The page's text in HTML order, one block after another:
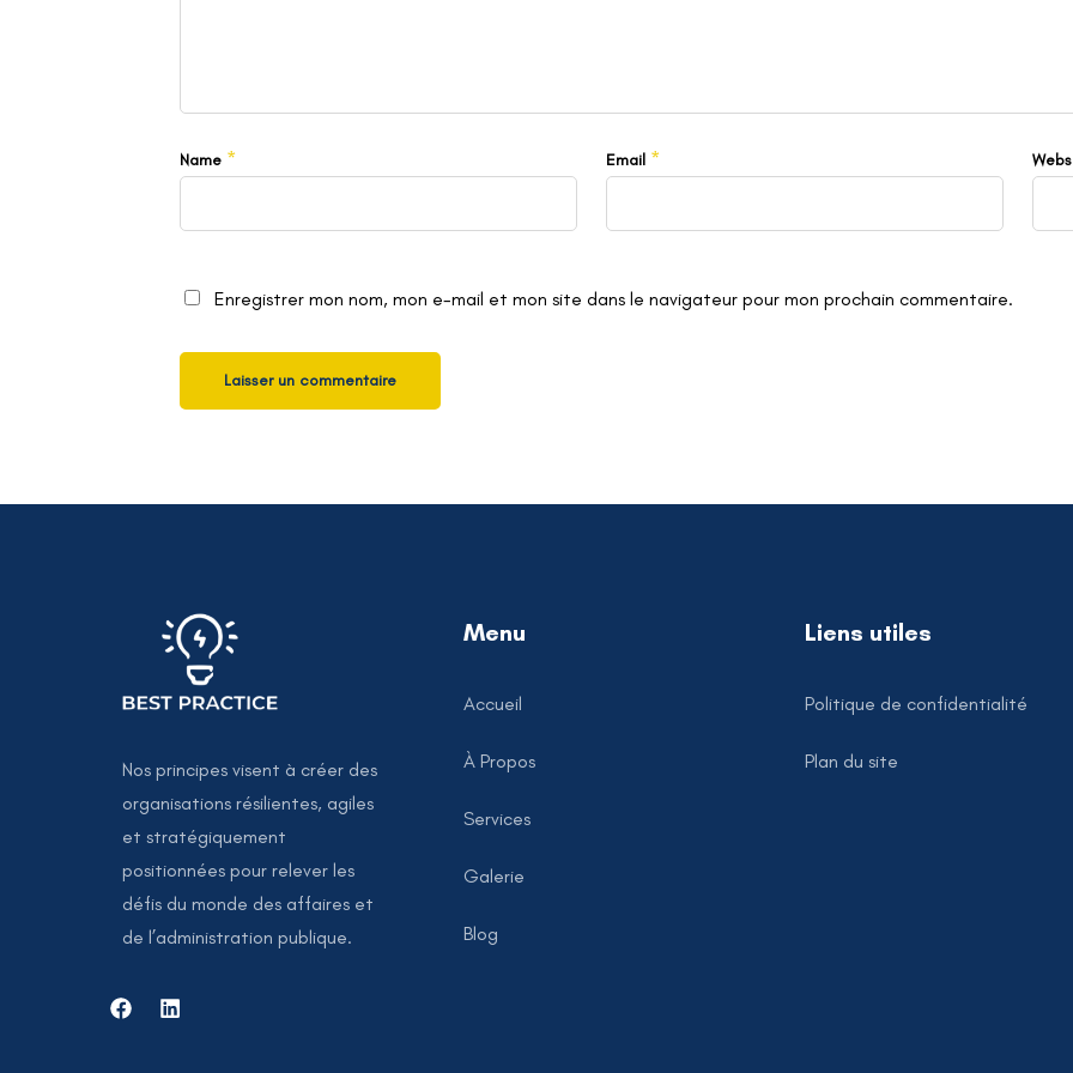
Name * Email *
Enregistrer mon nom, mon e-mail et mon site dans le navigateur pour mon prochain commentaire.
Nos principes visent à créer des
organisations résilientes, agiles
et stratégiquement
positionnées pour relever les
défis du monde des affaires et
de l’administration publique.
Menu
Accueil
À Propos
Services
Galerie
Blog
Liens utiles
Politique de confidentialité
Plan du site